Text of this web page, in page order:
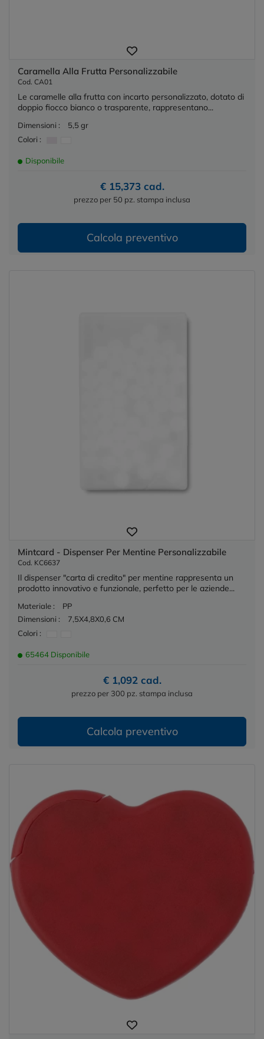
Caramella Alla Frutta Personalizzabile
Cod. CA01
Le caramelle alla frutta con incarto personalizzato, dotato di
doppio fiocco bianco o trasparente, rappresentano...
Dimensioni :
5,5 gr
Colori :
Disponibile
€ 15,373 cad.
prezzo per 50 pz. stampa inclusa
Calcola preventivo
Mintcard - Dispenser Per Mentine Personalizzabile
Cod. KC6637
Il dispenser "carta di credito" per mentine rappresenta un
prodotto innovativo e funzionale, perfetto per le aziende...
Materiale :
PP
Dimensioni :
7,5X4,8X0,6 CM
Colori :
65464 Disponibile
€ 1,092 cad.
prezzo per 300 pz. stampa inclusa
Calcola preventivo